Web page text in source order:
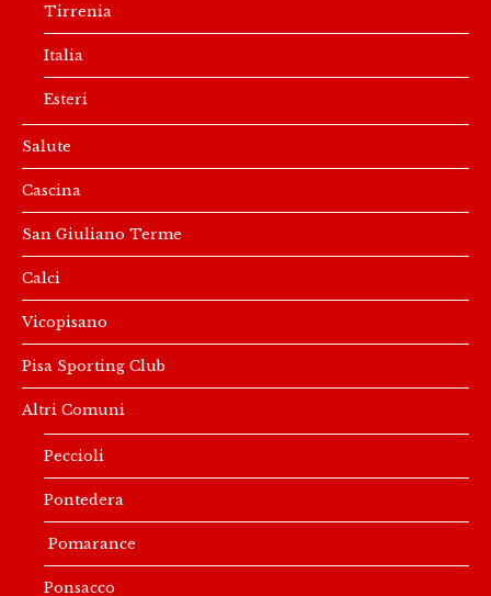
Tirrenia
Italia
Esteri
Salute
Cascina
San Giuliano Terme
Calci
Vicopisano
Pisa Sporting Club
Altri Comuni
Peccioli
Pontedera
Pomarance
Ponsacco